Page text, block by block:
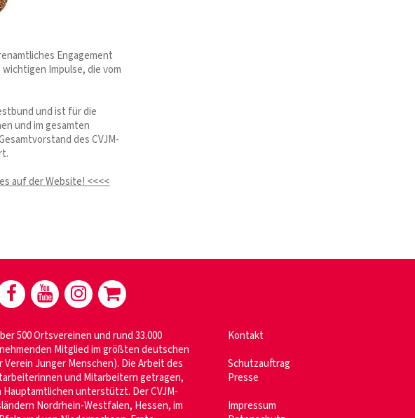
Engagement
Impulse, die vom
und ist für die
und im gesamten
des CVJM-
auf der Website! <<<<
500 Ortsvereinen und rund 33.000
Mitglied im größten deutschen
Junger Menschen). Die Arbeit des
und Mitarbeitern getragen,
unterstützt. Der CVJM-
Nordrhein-Westfalen, Hessen, im
Kontakt
Schutzauftrag
Presse
Impressum